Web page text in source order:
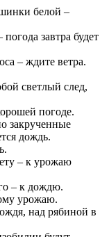
белой –
завтра будет
– ждите ветра.
светлый след,
погоде.
закрученные
дождь.
– к урожаю
– к дождю.
урожаю.
над рябиной в